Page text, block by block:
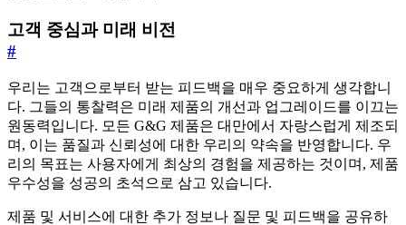
고객 중심과 미래 비전
#
우리는 고객으로부터 받는 피드백을 매우 중요하게 생각합니
다. 그들의 통찰력은 미래 제품의 개선과 업그레이드를 이끄는
원동력입니다. 모든 G&G 제품은 대만에서 자랑스럽게 제조되
며, 이는 품질과 신뢰성에 대한 우리의 약속을 반영합니다. 우
리의 목표는 사용자에게 최상의 경험을 제공하는 것이며, 제품
우수성을 성공의 초석으로 삼고 있습니다.
제품 및 서비스에 대한 추가 정보나 질문 및 피드백을 공유하